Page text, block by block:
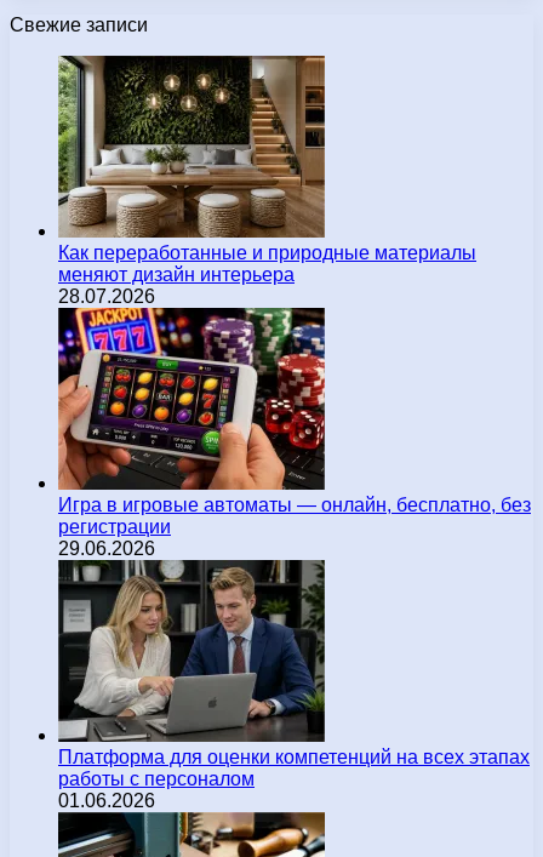
Свежие записи
Как переработанные и природные материалы
меняют дизайн интерьера
28.07.2026
Игра в игровые автоматы — онлайн, бесплатно, без
регистрации
29.06.2026
Платформа для оценки компетенций на всех этапах
работы с персоналом
01.06.2026